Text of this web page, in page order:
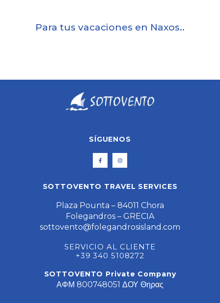
Para tus vacaciones en Naxos..
SÍGUENOS
SOTTOVENTO TRAVEL SERVICES
Plaza Pounta – 84011 Chora
Folegandros – GRECIA
sottovento@folegandrosisland.com
SERVICIO AL CLIENTE
+39 340 5108272
SOTTOVENTO Private Company
ΑΦΜ 800748051 ΔΟΥ Θηρας